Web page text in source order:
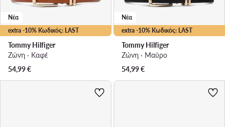
extra -10% Κωδικός: LAST
Νέα
Tommy Hilfiger
Ζώνη · Καφέ
54,99€
extra -10% Κωδικός: LAST
Νέα
Tommy Hilfiger
Ζώνη · Μαύρο
54,99€